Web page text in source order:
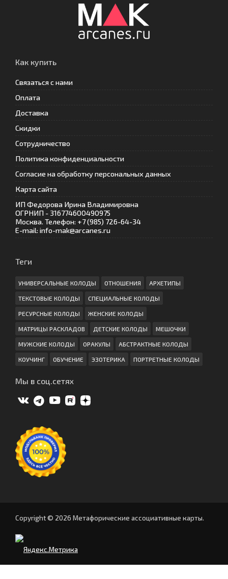
Как купить
Связаться с нами
Оплата
Доставка
Скидки
Сотрудничество
Политика конфиденциальности
Согласие на обработку персональных данных
Карта сайта
ИП Федорова Ирина Владимировна
ОГРНИП - 316774600490975
Москва. Телефон: +7 (985) 726-64-34
E-mail: info-mak@arcanes.ru
Теги
УНИВЕРСАЛЬНЫЕ КОЛОДЫ ОТНОШЕНИЯ АРХЕТИПЫ
ТЕКСТОВЫЕ КОЛОДЫ СПЕЦИАЛЬНЫЕ КОЛОДЫ
РЕСУРСНЫЕ КОЛОДЫ ЖЕНСКИЕ КОЛОДЫ
МАТРИЦЫ РАСКЛАДОВ ДЕТСКИЕ КОЛОДЫ МЕШОЧКИ
МУЖСКИЕ КОЛОДЫ ОРАКУЛЫ АБСТРАКТНЫЕ КОЛОДЫ
КОУЧИНГ ОБУЧЕНИЕ ЭЗОТЕРИКА ПОРТРЕТНЫЕ КОЛОДЫ
Мы в соц.сетях
Copyright © 2026 Метафорические ассоциативные карты.